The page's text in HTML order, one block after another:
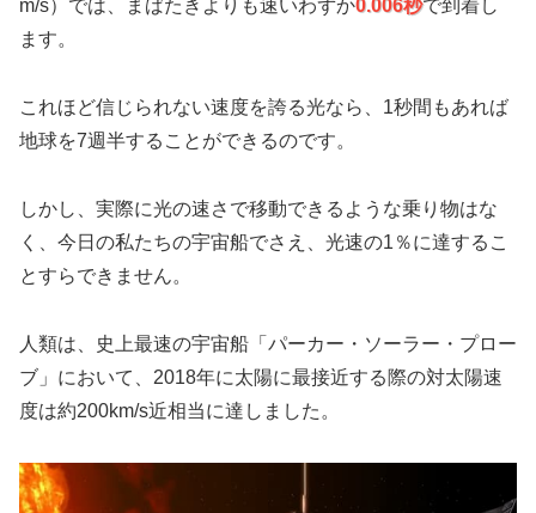
m/s）では、まばたきよりも速いわずか0.006秒で到着し
ます。
これほど信じられない速度を誇る光なら、1秒間もあれば
地球を7週半することができるのです。
しかし、実際に光の速さで移動できるような乗り物はな
く、今日の私たちの宇宙船でさえ、光速の1％に達するこ
とすらできません。
人類は、史上最速の宇宙船「パーカー・ソーラー・プロー
ブ」において、2018年に太陽に最接近する際の対太陽速
度は約200km/s近相当に達しました。